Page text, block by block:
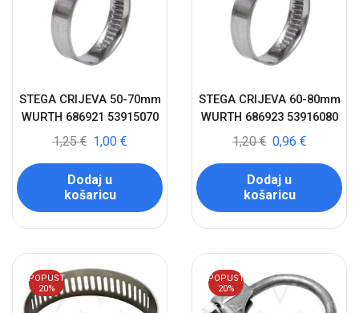
STEGA CRIJEVA 50-70mm
WURTH 686921 53915070
1,25€ 1,00 €
Dodaj u
košaricu
STEGA CRIJEVA 60-80mm
WURTH 686923 53916080
1,20€ 0,96 €
Dodaj u
košaricu
POPUST
20%
POPUST
20%